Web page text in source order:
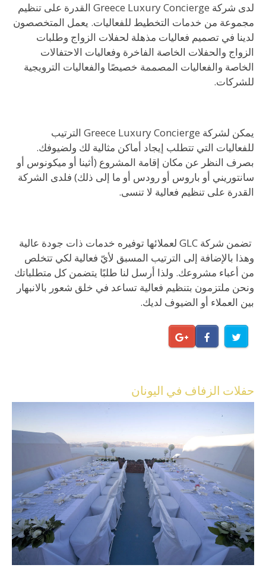
لدى شركة Greece Luxury Concierge القدرة على تنظيم
مجموعة من خدمات التخطيط للفعاليات. يعمل المتخصصون
لدينا في تصميم فعاليات مذهلة لحفلات الزواج وطلبات
الزواج والحفلات الخاصة الفاخرة وفعاليات الاحتفالات
الخاصة والفعاليات المصممة خصيصًا والفعاليات الترويجية
للشركات.
يمكن لشركة Greece Luxury Concierge الترتيب
للفعاليات التي تتطلب إيجاد أماكن مثالية لك ولضيوفك.
بصرف النظر عن مكان إقامة المشروع (أثينا أو ميكونوس أو
سانتوريني أو باروس أو رودس أو ما إلى ذلك) فلدى الشركة
القدرة على تنظيم فعالية لا تنسى.
تضمن شركة GLC لعملائها توفيره خدمات ذات جودة عالية
وهذا بالإضافة إلى الترتيب المسبق لأيّ فعالية لكي تتخلص
من أعباء مشروعك. ولذا أرسل لنا طلبًا يتضمن كل متطلباتك
ونحن ملتزمون بتنظيم فعالية تساعد في خلق شعور بالانبهار
بين العملاء أو الضيوف لديك.
حفلات الزفاف في اليونان